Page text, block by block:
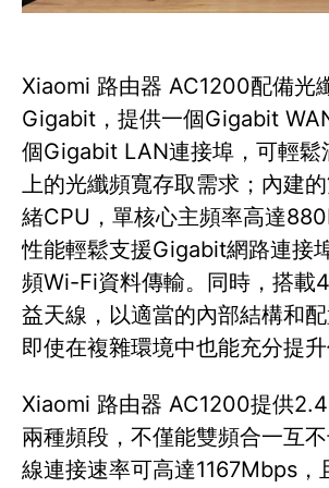
Xiaomi 路由器 AC1200配備光
Gigabit，提供一個Gigabit
個Gigabit LAN連接埠，可輕鬆
上的光纖頻寬存取需求；內建
緒CPU，單核心主頻率高達
性能輕鬆支援Gigabit網路連接
頻Wi-Fi資料傳輸。同時，搭載
益天線，以適當的內部結構和
即使在複雜環境中也能充分提升
Xiaomi 路由器 AC1200提供
兩種頻段，不僅能雙頻合一互
線連接速率可高達1167Mbps，